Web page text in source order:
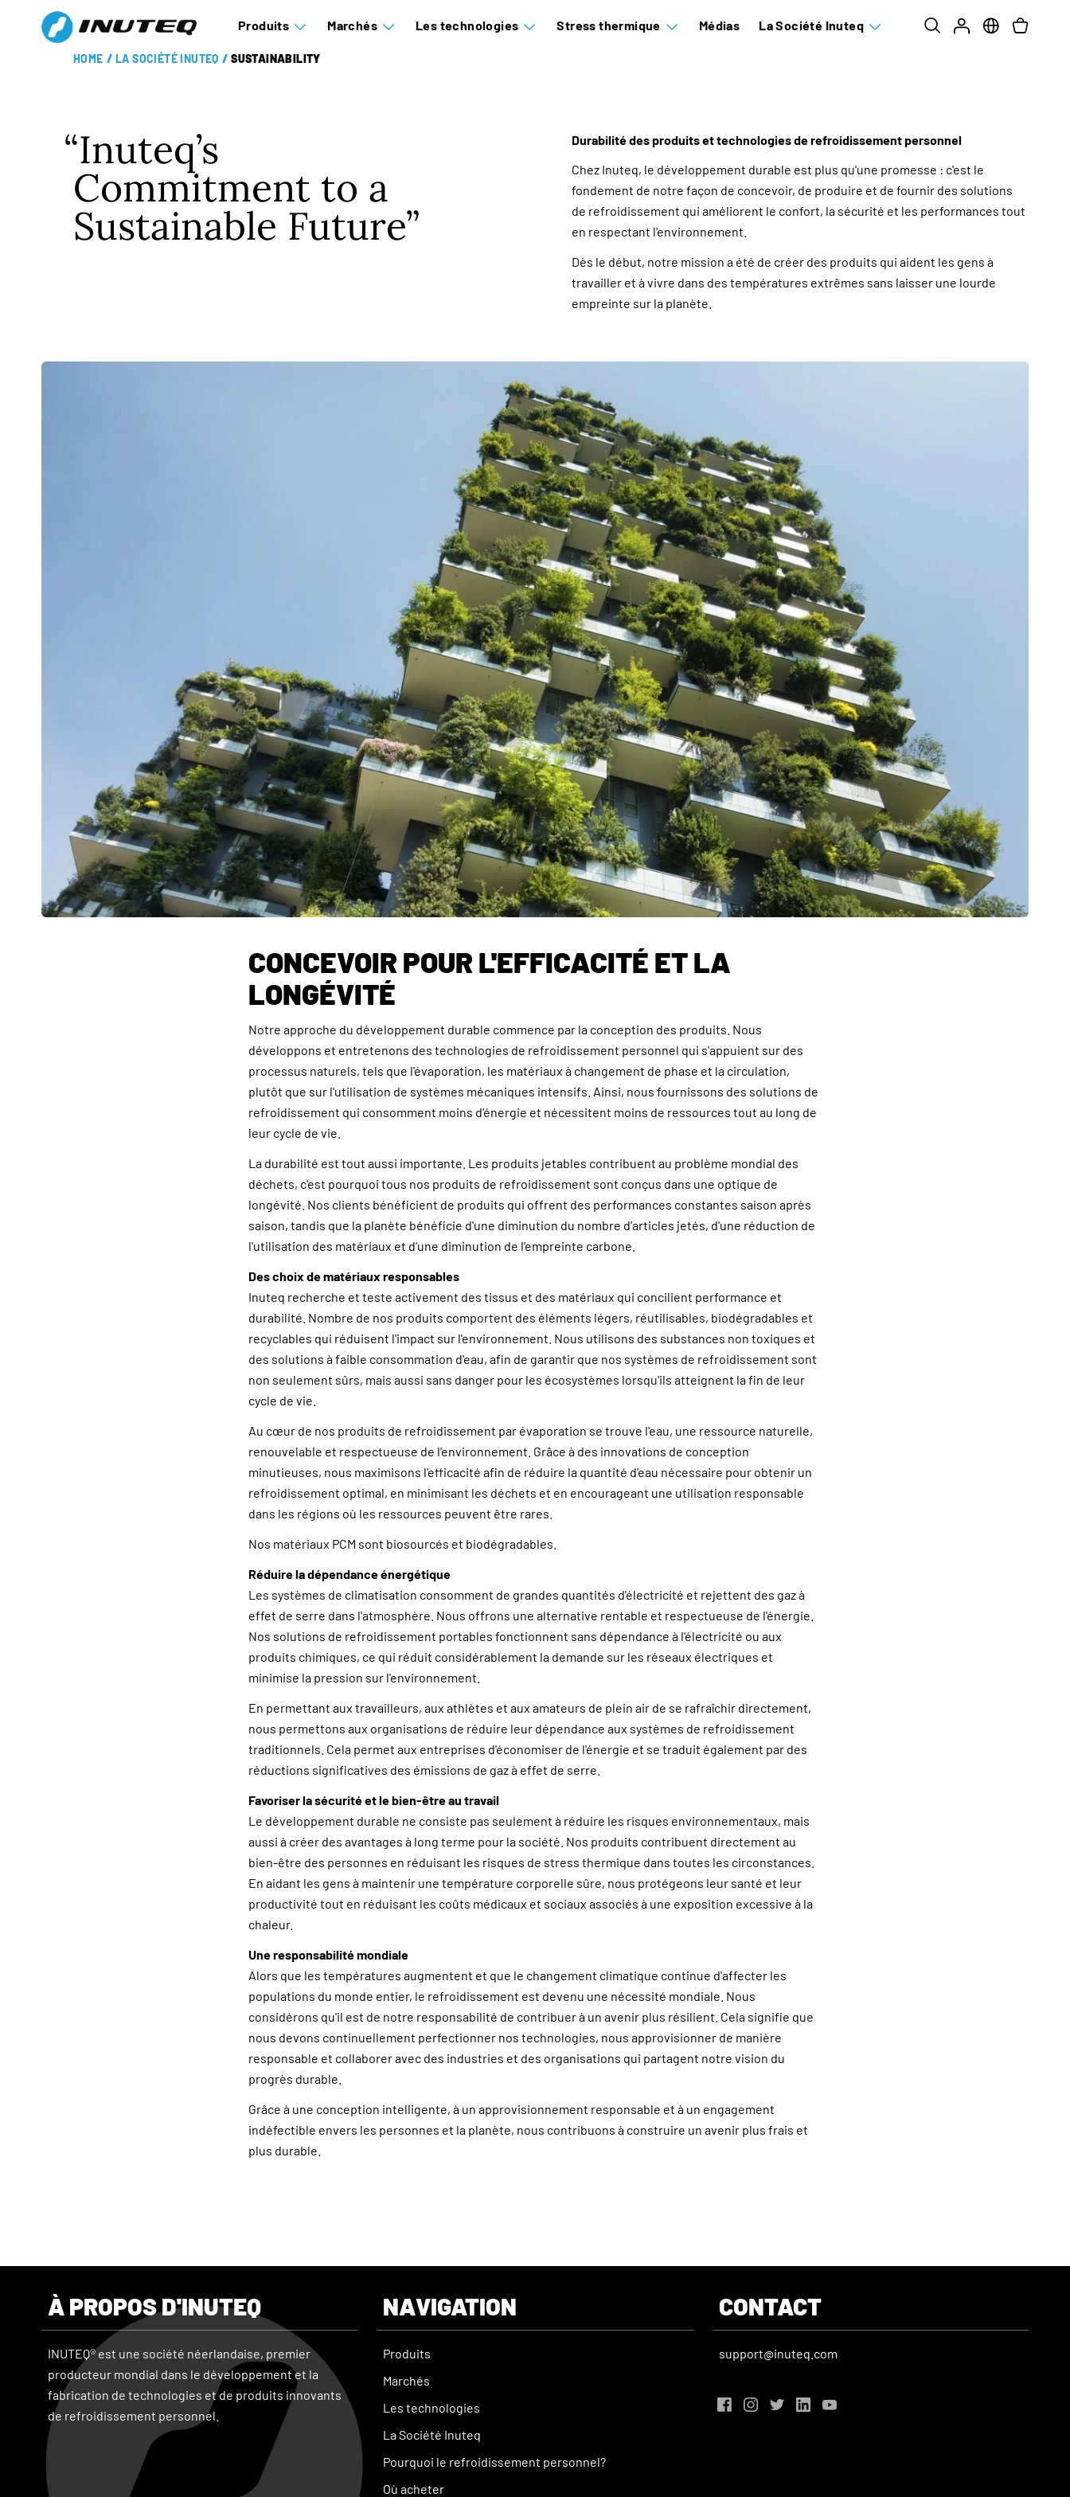
Produits Marchés Les technologies Stress thermique Médias La Société Inuteq
HOME / LA SOCIÉTÉ INUTEQ / SUSTAINABILITY
Inuteq’s
Commitment to a
Sustainable Future
Durabilité des produits et technologies de refroidissement personnel
Chez Inuteq, le développement durable est plus qu'une promesse : c'est le
fondement de notre façon de concevoir, de produire et de fournir des solutions
de refroidissement qui améliorent le confort, la sécurité et les performances tout
en respectant l'environnement.
Dès le début, notre mission a été de créer des produits qui aident les gens à
travailler et à vivre dans des températures extrêmes sans laisser une lourde
empreinte sur la planète.
CONCEVOIR POUR L'EFFICACITÉ ET LA
LONGÉVITÉ
Notre approche du développement durable commence par la conception des produits. Nous
développons et entretenons des technologies de refroidissement personnel qui s'appuient sur des
processus naturels, tels que l'évaporation, les matériaux à changement de phase et la circulation,
plutôt que sur l'utilisation de systèmes mécaniques intensifs. Ainsi, nous fournissons des solutions de
refroidissement qui consomment moins d'énergie et nécessitent moins de ressources tout au long de
leur cycle de vie.
La durabilité est tout aussi importante. Les produits jetables contribuent au problème mondial des
déchets, c'est pourquoi tous nos produits de refroidissement sont conçus dans une optique de
longévité. Nos clients bénéficient de produits qui offrent des performances constantes saison après
saison, tandis que la planète bénéficie d'une diminution du nombre d'articles jetés, d'une réduction de
l'utilisation des matériaux et d'une diminution de l'empreinte carbone.
Des choix de matériaux responsables
Inuteq recherche et teste activement des tissus et des matériaux qui concilient performance et
durabilité. Nombre de nos produits comportent des éléments légers, réutilisables, biodégradables et
recyclables qui réduisent l'impact sur l'environnement. Nous utilisons des substances non toxiques et
des solutions à faible consommation d'eau, afin de garantir que nos systèmes de refroidissement sont
non seulement sûrs, mais aussi sans danger pour les écosystèmes lorsqu'ils atteignent la fin de leur
cycle de vie.
Au cœur de nos produits de refroidissement par évaporation se trouve l'eau, une ressource naturelle,
renouvelable et respectueuse de l'environnement. Grâce à des innovations de conception
minutieuses, nous maximisons l'efficacité afin de réduire la quantité d'eau nécessaire pour obtenir un
refroidissement optimal, en minimisant les déchets et en encourageant une utilisation responsable
dans les régions où les ressources peuvent être rares.
Nos matériaux PCM sont biosourcés et biodégradables.
Réduire la dépendance énergétique
Les systèmes de climatisation consomment de grandes quantités d'électricité et rejettent des gaz à
effet de serre dans l'atmosphère. Nous offrons une alternative rentable et respectueuse de l'énergie.
Nos solutions de refroidissement portables fonctionnent sans dépendance à l'électricité ou aux
produits chimiques, ce qui réduit considérablement la demande sur les réseaux électriques et
minimise la pression sur l'environnement.
En permettant aux travailleurs, aux athlètes et aux amateurs de plein air de se rafraîchir directement,
nous permettons aux organisations de réduire leur dépendance aux systèmes de refroidissement
traditionnels. Cela permet aux entreprises d'économiser de l'énergie et se traduit également par des
réductions significatives des émissions de gaz à effet de serre.
Favoriser la sécurité et le bien-être au travail
Le développement durable ne consiste pas seulement à réduire les risques environnementaux, mais
aussi à créer des avantages à long terme pour la société. Nos produits contribuent directement au
bien-être des personnes en réduisant les risques de stress thermique dans toutes les circonstances.
En aidant les gens à maintenir une température corporelle sûre, nous protégeons leur santé et leur
productivité tout en réduisant les coûts médicaux et sociaux associés à une exposition excessive à la
chaleur.
Une responsabilité mondiale
Alors que les températures augmentent et que le changement climatique continue d'affecter les
populations du monde entier, le refroidissement est devenu une nécessité mondiale. Nous
considérons qu'il est de notre responsabilité de contribuer à un avenir plus résilient. Cela signifie que
nous devons continuellement perfectionner nos technologies, nous approvisionner de manière
responsable et collaborer avec des industries et des organisations qui partagent notre vision du
progrès durable.
Grâce à une conception intelligente, à un approvisionnement responsable et à un engagement
indéfectible envers les personnes et la planète, nous contribuons à construire un avenir plus frais et
plus durable.
À PROPOS D'INUTEQ
INUTEQ® est une société néerlandaise, premier
producteur mondial dans le développement et la
fabrication de technologies et de produits innovants
de refroidissement personnel.
NAVIGATION
Produits
Marchés
Les technologies
La Société Inuteq
Pourquoi le refroidissement personnel?
Où acheter
CONTACT
support@inuteq.com